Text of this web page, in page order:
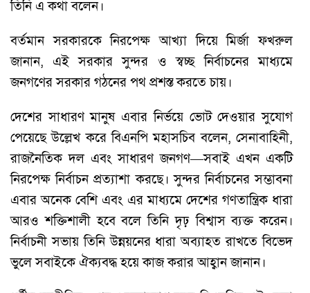
তিনি এ কথা বলেন।
বর্তমান সরকারকে নিরপেক্ষ আখ্যা দিয়ে মির্জা ফখরুল
জানান, এই সরকার সুন্দর ও স্বচ্ছ নির্বাচনের মাধ্যমে
জনগণের সরকার গঠনের পথ প্রশস্ত করতে চায়।
দেশের সাধারণ মানুষ এবার নির্ভয়ে ভোট দেওয়ার সুযোগ
পেয়েছে উল্লেখ করে বিএনপি মহাসচিব বলেন, সেনাবাহিনী,
রাজনৈতিক দল এবং সাধারণ জনগণ—সবাই এখন একটি
নিরপেক্ষ নির্বাচন প্রত্যাশা করছে। সুন্দর নির্বাচনের সম্ভাবনা
এবার অনেক বেশি এবং এর মাধ্যমে দেশের গণতান্ত্রিক ধারা
আরও শক্তিশালী হবে বলে তিনি দৃঢ় বিশ্বাস ব্যক্ত করেন।
নির্বাচনী সভায় তিনি উন্নয়নের ধারা অব্যাহত রাখতে বিভেদ
ভুলে সবাইকে ঐক্যবদ্ধ হয়ে কাজ করার আহ্বান জানান।